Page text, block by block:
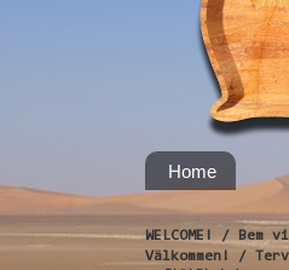
Home
WELCOME! /
Välkommen! /